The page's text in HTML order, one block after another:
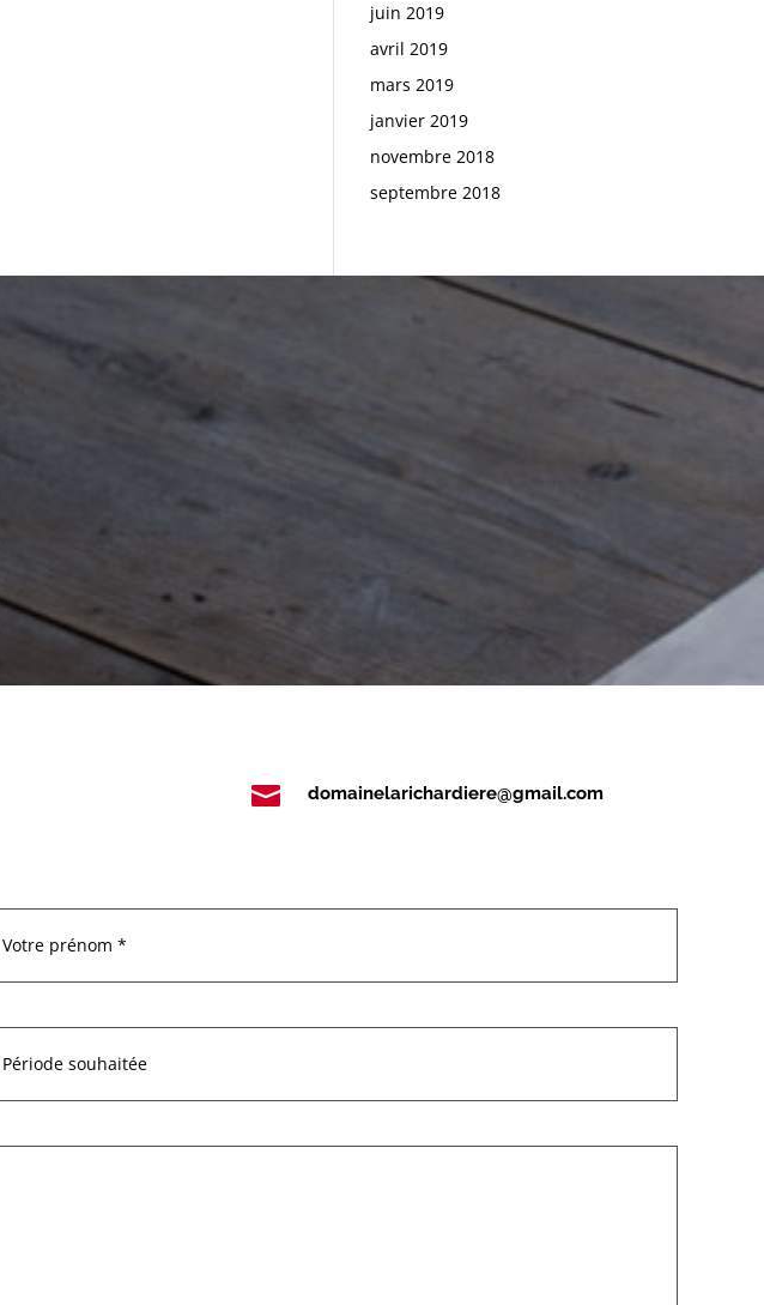
juin 2019
avril 2019
mars 2019
janvier 2019
novembre 2018
septembre 2018
 domainelarichardiere@gmail.com